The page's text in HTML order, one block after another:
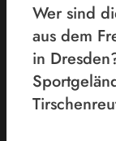
Wer sind
aus dem
in